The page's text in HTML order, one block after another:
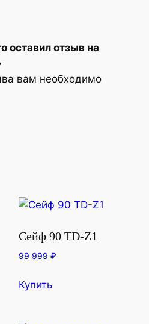
оставил отзыв на
вам необходимо
Сейф 90 TD-Z1
99 999₽
Купить